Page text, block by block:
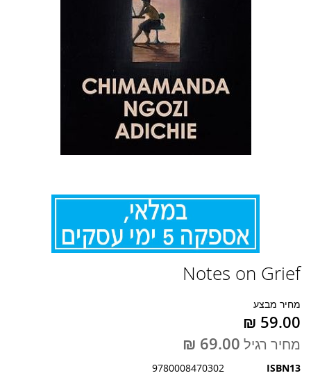
Notes on Grief
מחיר מבצע
מחיר רגיל
ISBN13
9780008470302
להתחלה
גלריית
תמונות